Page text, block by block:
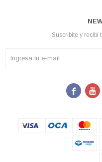
¡Suscribite y
 